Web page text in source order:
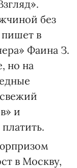
без
в
Фаина З.
но на
и
в Москву,